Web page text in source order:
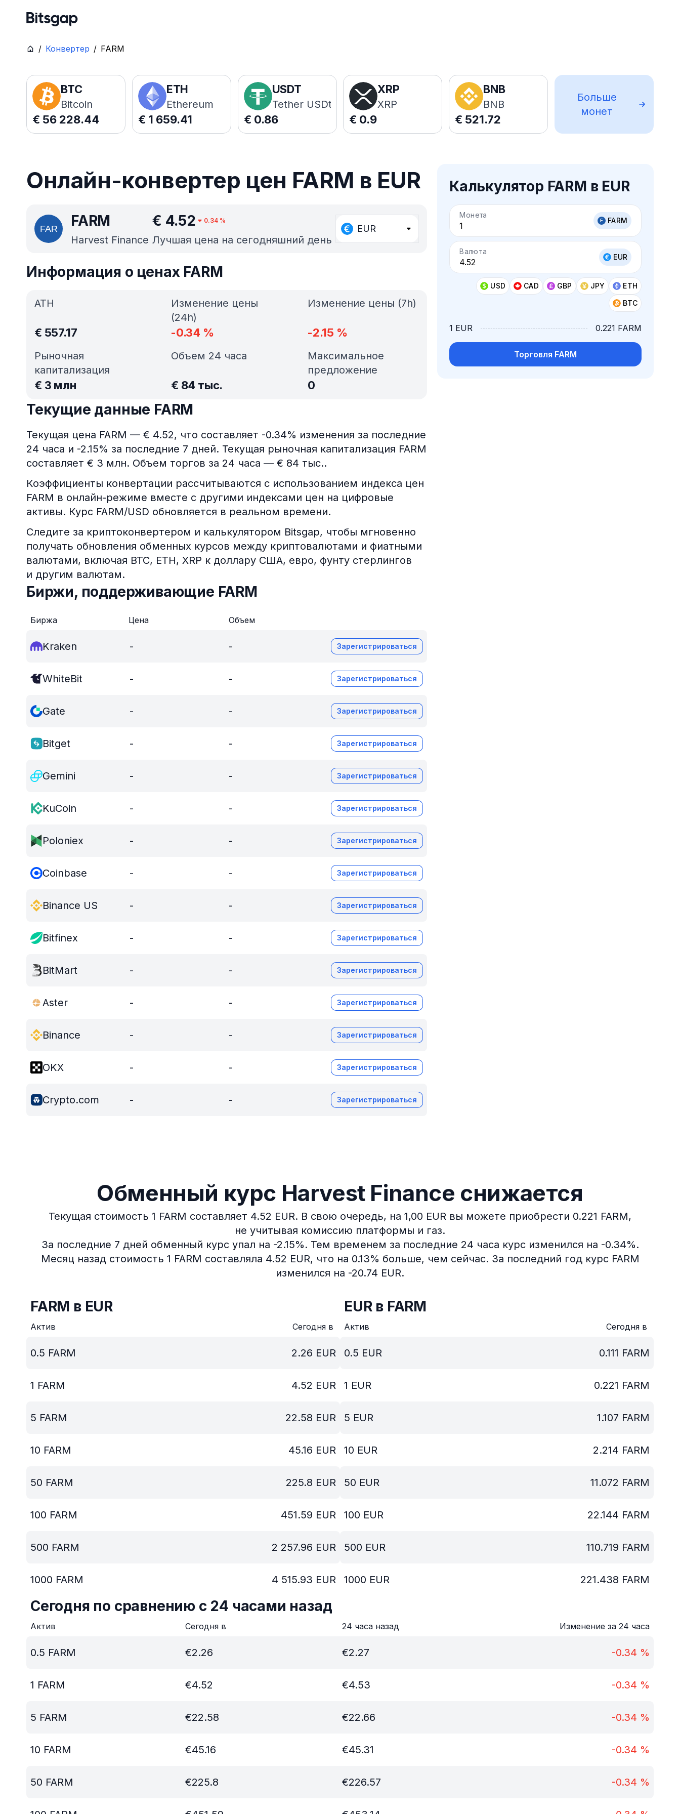
/ Конвертер / FARM
BTC
Bitcoin
€ 56 228.44
ETH
Ethereum
€ 1 659.41
USDT
Tether USDt
€ 0.86
XRP
XRP
€ 0.9
BNB
BNB
€ 521.72
Больше
монет
Онлайн-конвертер цен FARM в EUR
FARM
Harvest Finance
€ 4.52 0.34%
Лучшая цена на сегодняшний день
EUR
Калькулятор FARM в EUR
Монета
FARM
Валюта
EUR
USD CAD GBP JPY
ETH
BTC
1 EUR 0.221 FARM
Торговля FARM
Информация о ценах FARM
ATH
€ 557.17
Рыночная
капитализация
€ 3 млн
Изменение цены
(24h)
-0.34 %
Изменение цены (7h)
-2.15 %
Объем 24 часа
€ 84 тыс.
Максимальное
предложение
0
Текущие данные FARM
Текущая цена FARM — € 4.52, что составляет -0.34% изменения за последние
24 часа и -2.15% за последние 7 дней. Текущая рыночная капитализация FARM
составляет € 3 млн. Объем торгов за 24 часа — € 84 тыс..
Коэффициенты конвертации рассчитываются с использованием индекса цен
FARM в онлайн-режиме вместе с другими индексами цен на цифровые
активы. Курс FARM/USD обновляется в реальном времени.
Следите за криптоконвертером и калькулятором Bitsgap, чтобы мгновенно
получать обновления обменных курсов между криптовалютами и фиатными
валютами, включая BTC, ETH, XRP к доллару США, евро, фунту стерлингов
и другим валютам.
Биржи, поддерживающие FARM
Биржа Цена Объем
Kraken - - Зарегистрироваться
WhiteBit - - Зарегистрироваться
Gate - - Зарегистрироваться
Bitget - - Зарегистрироваться
Gemini - - Зарегистрироваться
KuCoin - - Зарегистрироваться
Poloniex - - Зарегистрироваться
Coinbase - - Зарегистрироваться
Binance US - - Зарегистрироваться
Bitfinex - - Зарегистрироваться
BitMart - - Зарегистрироваться
Aster - - Зарегистрироваться
Binance - - Зарегистрироваться
OKX - - Зарегистрироваться
Crypto.com - - Зарегистрироваться
Обменный курс Harvest Finance снижается
Текущая стоимость 1 FARM составляет 4.52 EUR. В свою очередь, на 1,00 EUR вы можете приобрести 0.221 FARM,
не учитывая комиссию платформы и газ.
За последние 7 дней обменный курс упал на -2.15%. Тем временем за последние 24 часа курс изменился на -0.34%.
Месяц назад стоимость 1 FARM составляла 4.52 EUR, что на 0.13% больше, чем сейчас. За последний год курс FARM
изменился на -20.74 EUR.
FARM в EUR
Актив Сегодня в
0.5 FARM 2.26 EUR
1 FARM 4.52 EUR
5 FARM 22.58 EUR
10 FARM 45.16 EUR
50 FARM 225.8 EUR
100 FARM 451.59 EUR
500 FARM 2 257.96 EUR
1000 FARM 4 515.93 EUR
EUR в FARM
Актив Сегодня в
0.5 EUR 0.111 FARM
1 EUR 0.221 FARM
5 EUR 1.107 FARM
10 EUR 2.214 FARM
50 EUR 11.072 FARM
100 EUR 22.144 FARM
500 EUR 110.719 FARM
1000 EUR 221.438 FARM
Сегодня по сравнению с 24 часами назад
Актив Сегодня в 24 часа назад Изменение за 24 часа
0.5 FARM €2.26 €2.27 -0.34 %
1 FARM €4.52 €4.53 -0.34 %
5 FARM €22.58 €22.66 -0.34 %
10 FARM €45.16 €45.31 -0.34 %
50 FARM €225.8 €226.57 -0.34 %